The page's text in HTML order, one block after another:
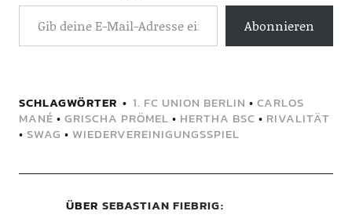
Abonnieren
SCHLAGWÖRTER 1. FC UNION BERLIN • CARLOS
MANÉ • GRISCHA PRÖMEL • HERTHA BSC • RIVALITÄT
• SWAG • WIEDERVEREINIGUNGSSPIEL
ÜBER SEBASTIAN FIEBRIG